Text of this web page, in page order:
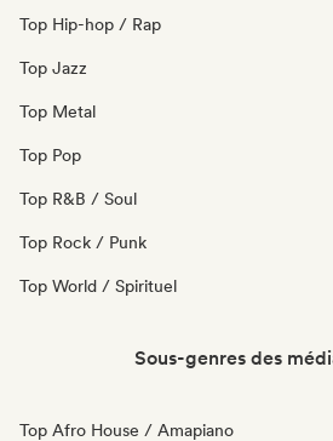
Top Hip-hop / Rap
Top Jazz
Top Metal
Top Pop
Top R&B / Soul
Top Rock / Punk
Top World / Spirituel
Sous-genres des
Top Afro House / Amapiano